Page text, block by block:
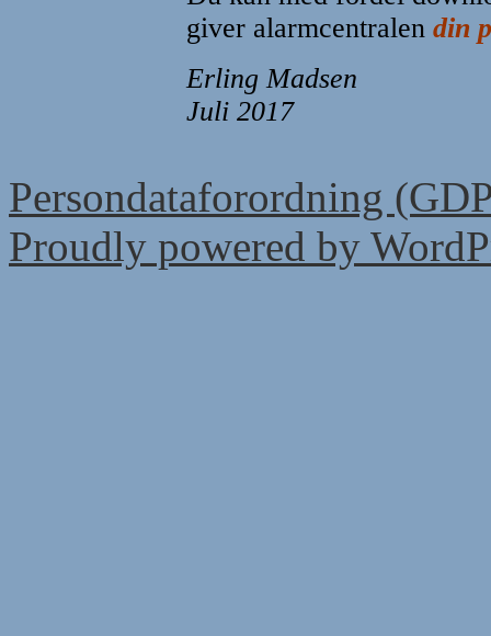
giver alarmcentralen din
Erling Madsen
Juli 2017
Persondataforordning
Proudly powered by